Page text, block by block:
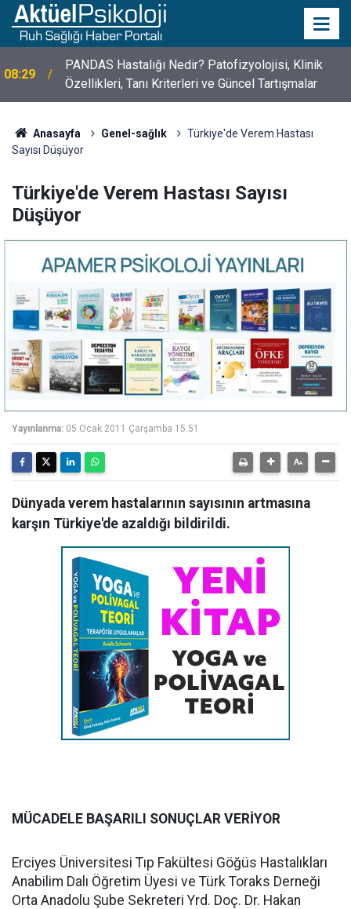
10:30
10 Mayıs Psikologlar Günü Nasıl Ortaya Çıktı? 10
Mayıs Tarihinin Hikayesi
Anasayfa Genel-sağlık
Türkiye'de Verem Hastası
Sayısı Düşüyor
Türkiye'de Verem Hastası Sayısı
Düşüyor
Yayınlanma: 05 Ocak 2011 Çarşamba 15:51
Dünyada verem hastalarının sayısının artmasına
karşın Türkiye'de azaldığı bildirildi.
MÜCADELE BAŞARILI SONUÇLAR VERİYOR
Erciyes Üniversitesi Tıp Fakültesi Göğüs Hastalıkları
Anabilim Dalı Öğretim Üyesi ve Türk Toraks Derneği
Orta Anadolu Şube Sekreteri Yrd. Doç. Dr. Hakan